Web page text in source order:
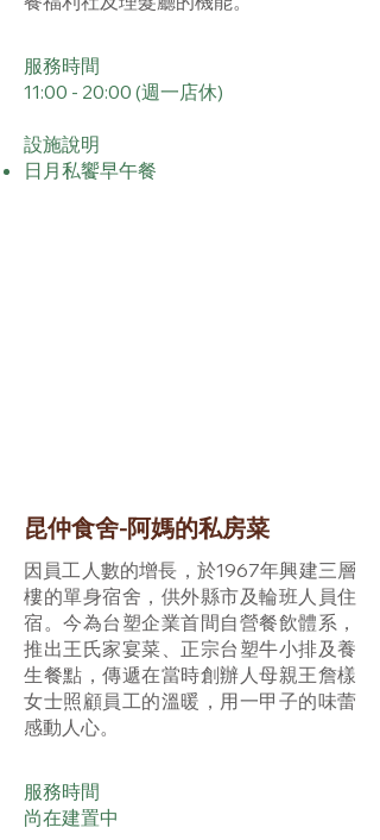
服務時間
11:00 - 20:00 (週一店休)
設施說明
日月私饗早午餐
昆仲食舍-阿媽的私房菜
因員工人數的增長，於1967年興建三層
樓的單身宿舍，供外縣市及輪班人員住
宿。今為台塑企業首間自營餐飲體系，
推出王氏家宴菜、正宗台塑牛小排及養
生餐點，傳遞在當時創辦人母親王詹樣
女士照顧員工的溫暖，用一甲子的味蕾
感動人心。
服務時間
尚在建置中